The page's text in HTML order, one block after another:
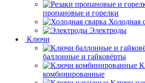
пропановые и горелки
Холодная
Электроды
Ключи
баллонные и гайковёрты
комбинированные